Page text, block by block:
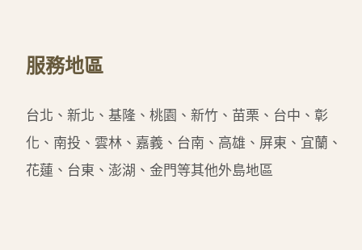
服務地區
台北、新北、基隆、桃園、新竹、苗栗、台中、彰
化、南投、雲林、嘉義、台南、高雄、屏東、宜蘭、
花蓮、台東、澎湖、金門等其他外島地區